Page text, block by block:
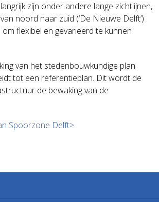
zijn onder andere lange zichtlijnen,
noord naar zuid (‘De Nieuwe Delft’)
om flexibel en gevarieerd te kunnen
van het stedenbouwkundige plan
tot een referentieplan. Dit wordt de
de bewaking van de
Spoorzone Delft>